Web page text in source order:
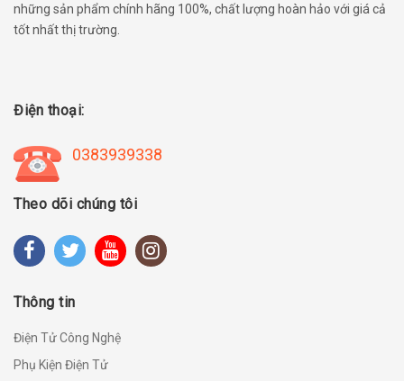
những sản phẩm chính hãng 100%, chất lượng hoàn hảo với giá cả
tốt nhất thị trường.
Điện thoại:
0383939338
Theo dõi chúng tôi
Thông tin
Điện Tử Công Nghệ
Phụ Kiện Điện Tử